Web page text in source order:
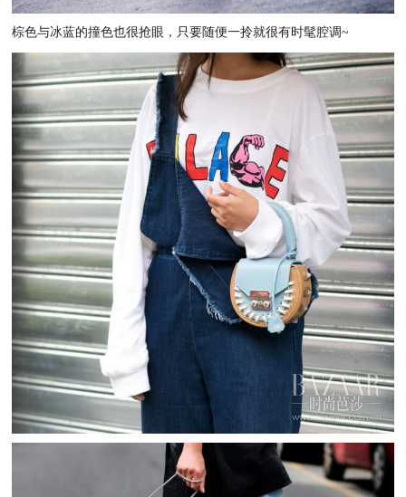
棕色与冰蓝的撞色也很抢眼，只要随便一拎就很有时髦腔调~